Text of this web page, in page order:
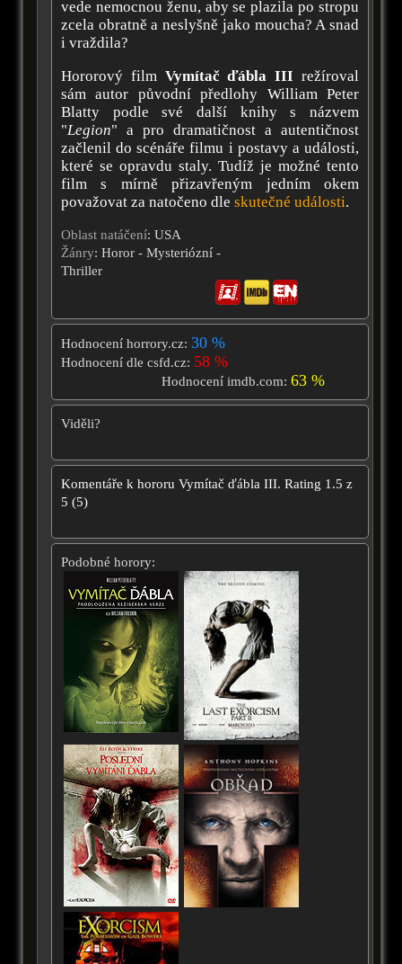
vede nemocnou ženu, aby se plazila po stropu
zcela obratně a neslyšně jako moucha? A snad
i vraždila?
Hororový film Vymítač ďábla III režíroval
sám autor původní předlohy William Peter
Blatty podle své další knihy s názvem
"Legion" a pro dramatičnost a autentičnost
začlenil do scénáře filmu i postavy a události,
které se opravdu staly. Tudíž je možné tento
film s mírně přizavřeným jedním okem
považovat za natočeno dle skutečné události.
Oblast natáčení: USA
Žánry: Horor - Mysteriózní -
Thriller
Hodnocení horrory.cz: 30 %
Hodnocení dle csfd.cz: 58 %
Hodnocení imdb.com:63 %
Viděli?
Komentáře k hororu Vymítač ďábla III. Rating 1.5 z
5 (5)
Podobné horory: